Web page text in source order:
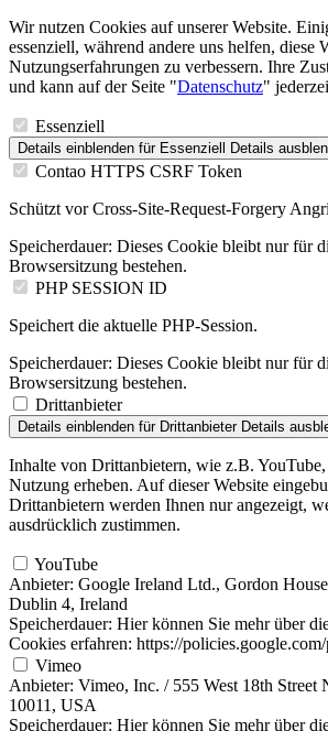
Wir nutzen Cookies auf unserer Website.
essenziell, während andere uns helfen, diese
Nutzungserfahrungen zu verbessern. Ihre
und kann auf der Seite "Datenschutz"
Essenziell
Details einblenden für Essenziell Details
Contao HTTPS CSRF Token
Schützt vor Cross-Site-Request-Forgery
Speicherdauer: Dieses Cookie bleibt nur für
Browsersitzung bestehen.
PHP SESSION ID
Speichert die aktuelle PHP-Session.
Speicherdauer: Dieses Cookie bleibt nur für
Browsersitzung bestehen.
Drittanbieter
Details einblenden für Drittanbieter Details
Inhalte von Drittanbietern, wie z.B.
Nutzung erheben. Auf dieser Website
Drittanbietern werden Ihnen nur angezeigt,
ausdrücklich zustimmen.
YouTube
Anbieter: Google Ireland Ltd., Gordon
Dublin 4, Ireland
Speicherdauer: Hier können Sie mehr über
Cookies erfahren: https://
Vimeo
Anbieter: Vimeo, Inc. / 555 West 18th Street
10011, USA
Speicherdauer: Hier können Sie mehr über